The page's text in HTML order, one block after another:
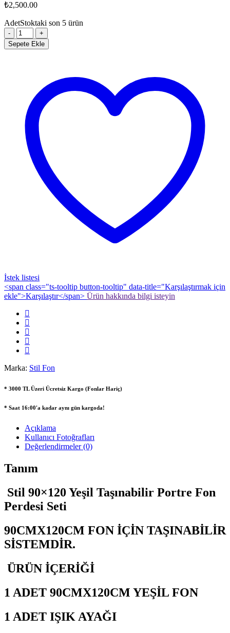
₺2,500.00
AdetStoktaki son 5 ürün
Stil
Fon
90x120cm
Sepete Ekle
İstek listesi
<span class="ts-tooltip button-tooltip" data-title="Karşılaştırmak için
ekle">Karşılaştır</span> Ürün hakkında bilgi isteyin
Marka: Stil Fon
* 3000 TL Üzeri Ücretsiz Kargo (Fonlar Hariç)
* Saat 16:00'a kadar aynı gün kargoda!
Açıklama
Kullanıcı Fotoğrafları
Değerlendirmeler (0)
Tanım
Stil 90×120 Yeşil Taşınabilir Portre Fon
Perdesi Seti
90CMX120CM FON İÇİN TAŞINABİLİR
SİSTEMDİR.
ÜRÜN İÇERİĞİ
1 ADET 90CMX120CM YEŞİL FON
1 ADET IŞIK AYAĞI